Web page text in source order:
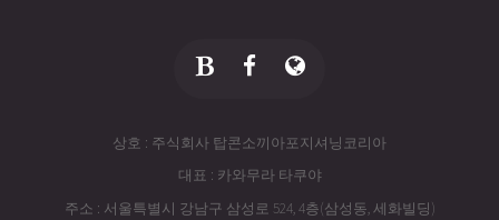
상호 : 주식회사 탑콘소끼아포지셔닝코리아
대표 : 카와무라 타쿠야
주소 : 서울특별시 강남구 삼성로 524, 4층(삼성동, 세화빌딩)